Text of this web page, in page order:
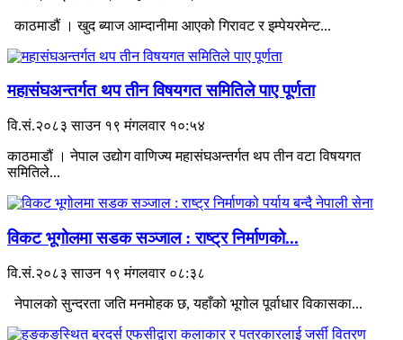
काठमाडौं । खुद ब्याज आम्दानीमा आएको गिरावट र इम्पेयरमेन्ट...
महासंघअन्तर्गत थप तीन विषयगत समितिले पाए पूर्णता
वि.सं.२०८३ साउन १९ मंगलवार १०:५४
काठमाडौं । नेपाल उद्योग वाणिज्य महासंघअन्तर्गत थप तीन वटा विषयगत
समितिले...
विकट भूगोलमा सडक सञ्जाल : राष्ट्र निर्माणको...
वि.सं.२०८३ साउन १९ मंगलवार ०८:३८
नेपालको सुन्दरता जति मनमोहक छ, यहाँको भूगोल पूर्वाधार विकासका...